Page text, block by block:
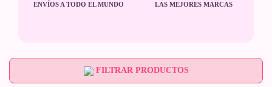
ENVÍOS A TODO EL MUNDO LAS MEJORES MARCAS
FILTRAR PRODUCTOS